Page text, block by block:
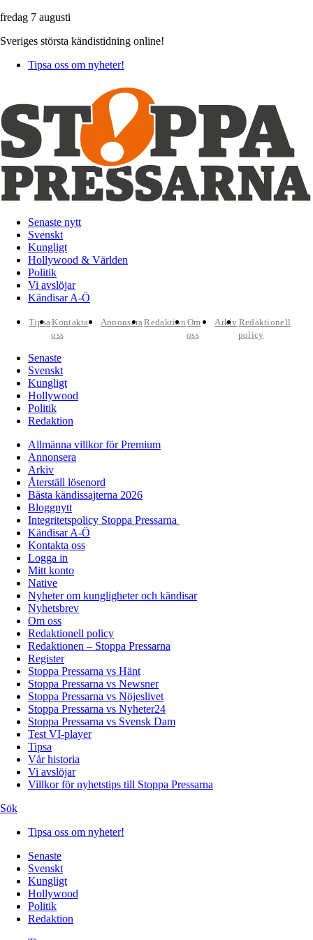
fredag 7 augusti
Sveriges största kändistidning online!
Tipsa oss om nyheter!
Senaste nytt
Svenskt
Kungligt
Hollywood & Världen
Politik
Vi avslöjar
Kändisar A-Ö
TipsaKontakta
oss
AnnonseraRedaktion Om
oss
Arkiv Redaktionell
policy
Senaste
Svenskt
Kungligt
Hollywood
Politik
Redaktion
Allmänna villkor för Premium
Annonsera
Arkiv
Återställ lösenord
Bästa kändissajterna 2026
Bloggnytt
Integritetspolicy Stoppa Pressarna
Kändisar A-Ö
Kontakta oss
Logga in
Mitt konto
Native
Nyheter om kungligheter och kändisar
Nyhetsbrev
Om oss
Redaktionell policy
Redaktionen – Stoppa Pressarna
Register
Stoppa Pressarna vs Hänt
Stoppa Pressarna vs Newsner
Stoppa Pressarna vs Nöjeslivet
Stoppa Pressarna vs Nyheter24
Stoppa Pressarna vs Svensk Dam
Test VI-player
Tipsa
Vår historia
Vi avslöjar
Villkor för nyhetstips till Stoppa Pressarna
Sök
Tipsa oss om nyheter!
Senaste
Svenskt
Kungligt
Hollywood
Politik
Redaktion